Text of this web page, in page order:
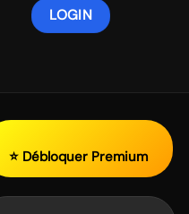
⭐ Débloquer Premium